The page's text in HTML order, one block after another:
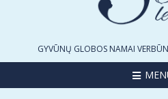
GYVŪNŲ GLOBOS NAMAI